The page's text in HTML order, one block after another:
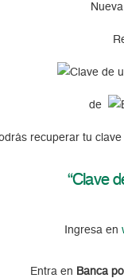
de
recuperar tu clave
“Clave
Ingresa en
Entra en Banca